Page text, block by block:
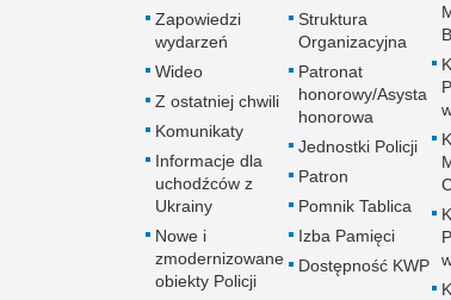
Zapowiedzi
wydarzeń
Wideo
Z ostatniej chwili
Komunikaty
Informacje dla
uchodźców z
Ukrainy
Nowe i
zmodernizowane
obiekty Policji
Struktura
Organizacyjna
Patronat
honorowy/Asysta
honorowa
Jednostki Policji
Patron
Pomnik Tablica
Izba Pamięci
Dostępność KWP